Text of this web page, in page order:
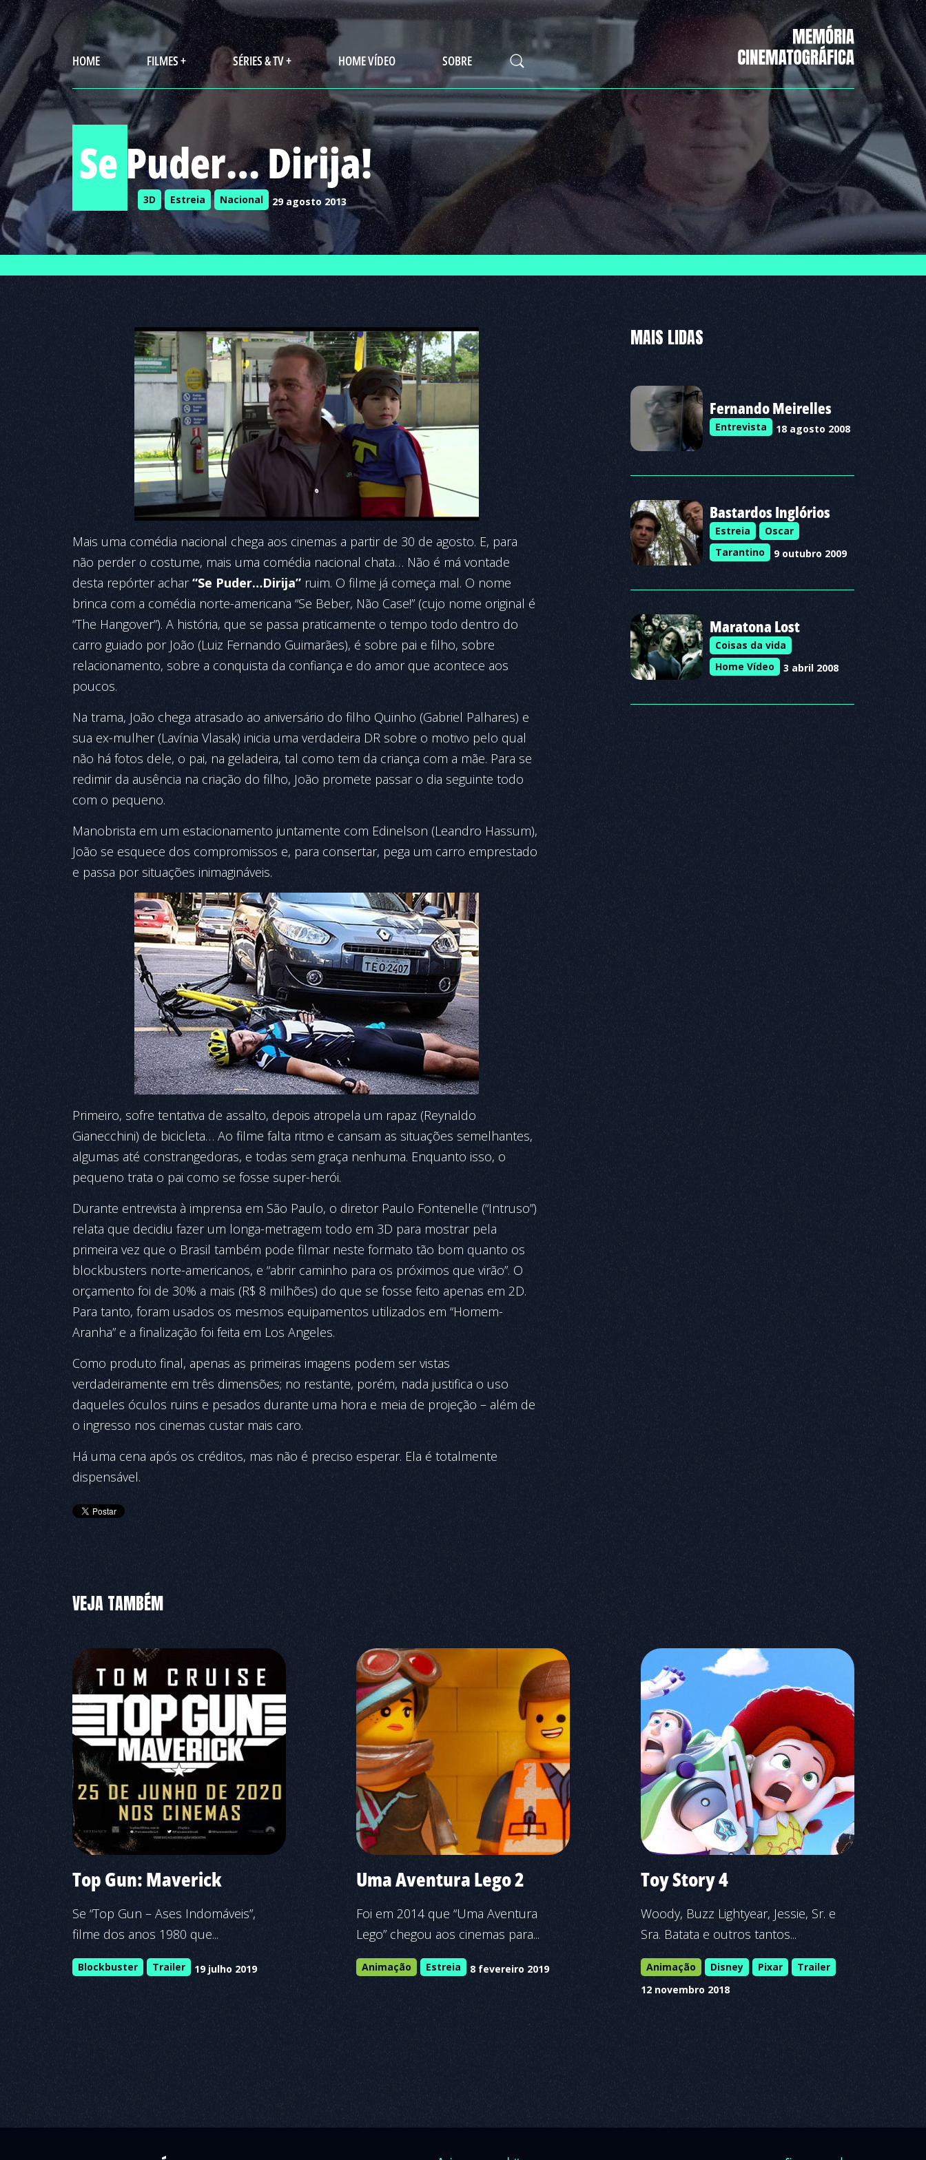
HOME FILMES + SÉRIES & TV + HOME VÍDEO SOBRE
Se Puder… Dirija!
3D Estreia Nacional 29 agosto 2013
Mais uma comédia nacional chega aos cinemas a partir de 30 de agosto. E, para
não perder o costume, mais uma comédia nacional chata… Não é má vontade
desta repórter achar“Se Puder…Dirija” ruim. O filme já começa mal. O nome
brinca com a comédia norte-americana “Se Beber, Não Case!” (cujo nome original é
“The Hangover”). A história, que se passa praticamente o tempo todo dentro do
carro guiado por João (Luiz Fernando Guimarães), é sobre pai e filho, sobre
relacionamento, sobre a conquista da confiança e do amor que acontece aos
poucos.
Na trama, João chega atrasado ao aniversário do filho Quinho (Gabriel Palhares) e
sua ex-mulher (Lavínia Vlasak) inicia uma verdadeira DR sobre o motivo pelo qual
não há fotos dele, o pai, na geladeira, tal como tem da criança com a mãe. Para se
redimir da ausência na criação do filho, João promete passar o dia seguinte todo
com o pequeno.
Manobrista em um estacionamento juntamente com Edinelson (Leandro Hassum),
João se esquece dos compromissos e, para consertar, pega um carro emprestado
e passa por situações inimagináveis.
Primeiro, sofre tentativa de assalto, depois atropela um rapaz (Reynaldo
Gianecchini) de bicicleta… Ao filme falta ritmo e cansam as situações semelhantes,
algumas até constrangedoras, e todas sem graça nenhuma. Enquanto isso, o
pequeno trata o pai como se fosse super-herói.
Durante entrevista à imprensa em São Paulo, o diretor Paulo Fontenelle (“Intruso”)
relata que decidiu fazer um longa-metragem todo em 3D para mostrar pela
primeira vez que o Brasil também pode filmar neste formato tão bom quanto os
blockbusters norte-americanos, e “abrir caminho para os próximos que virão”. O
orçamento foi de 30% a mais (R$ 8 milhões) do que se fosse feito apenas em 2D.
Para tanto, foram usados os mesmos equipamentos utilizados em “Homem-
Aranha” e a finalização foi feita em Los Angeles.
Como produto final, apenas as primeiras imagens podem ser vistas
verdadeiramente em três dimensões; no restante, porém, nada justifica o uso
daqueles óculos ruins e pesados durante uma hora e meia de projeção – além de
o ingresso nos cinemas custar mais caro.
Há uma cena após os créditos, mas não é preciso esperar. Ela é totalmente
dispensável.
MAIS LIDAS
Fernando Meirelles
Entrevista 18 agosto 2008
Bastardos Inglórios
Estreia
Oscar
Tarantino
9 outubro 2009
Maratona Lost
Coisas da vida
Home Vídeo
3 abril 2008
VEJA TAMBÉM
Top Gun: Maverick
Se “Top Gun – Ases Indomáveis”,
filme dos anos 1980 que...
Blockbuster Trailer 19 julho 2019
Uma Aventura Lego 2
Foi em 2014 que “Uma Aventura
Lego” chegou aos cinemas para...
Animação Estreia 8 fevereiro 2019
Toy Story 4
Woody, Buzz Lightyear, Jessie, Sr. e
Sra. Batata e outros tantos...
Animação Disney Pixar
Trailer
12 novembro 2018